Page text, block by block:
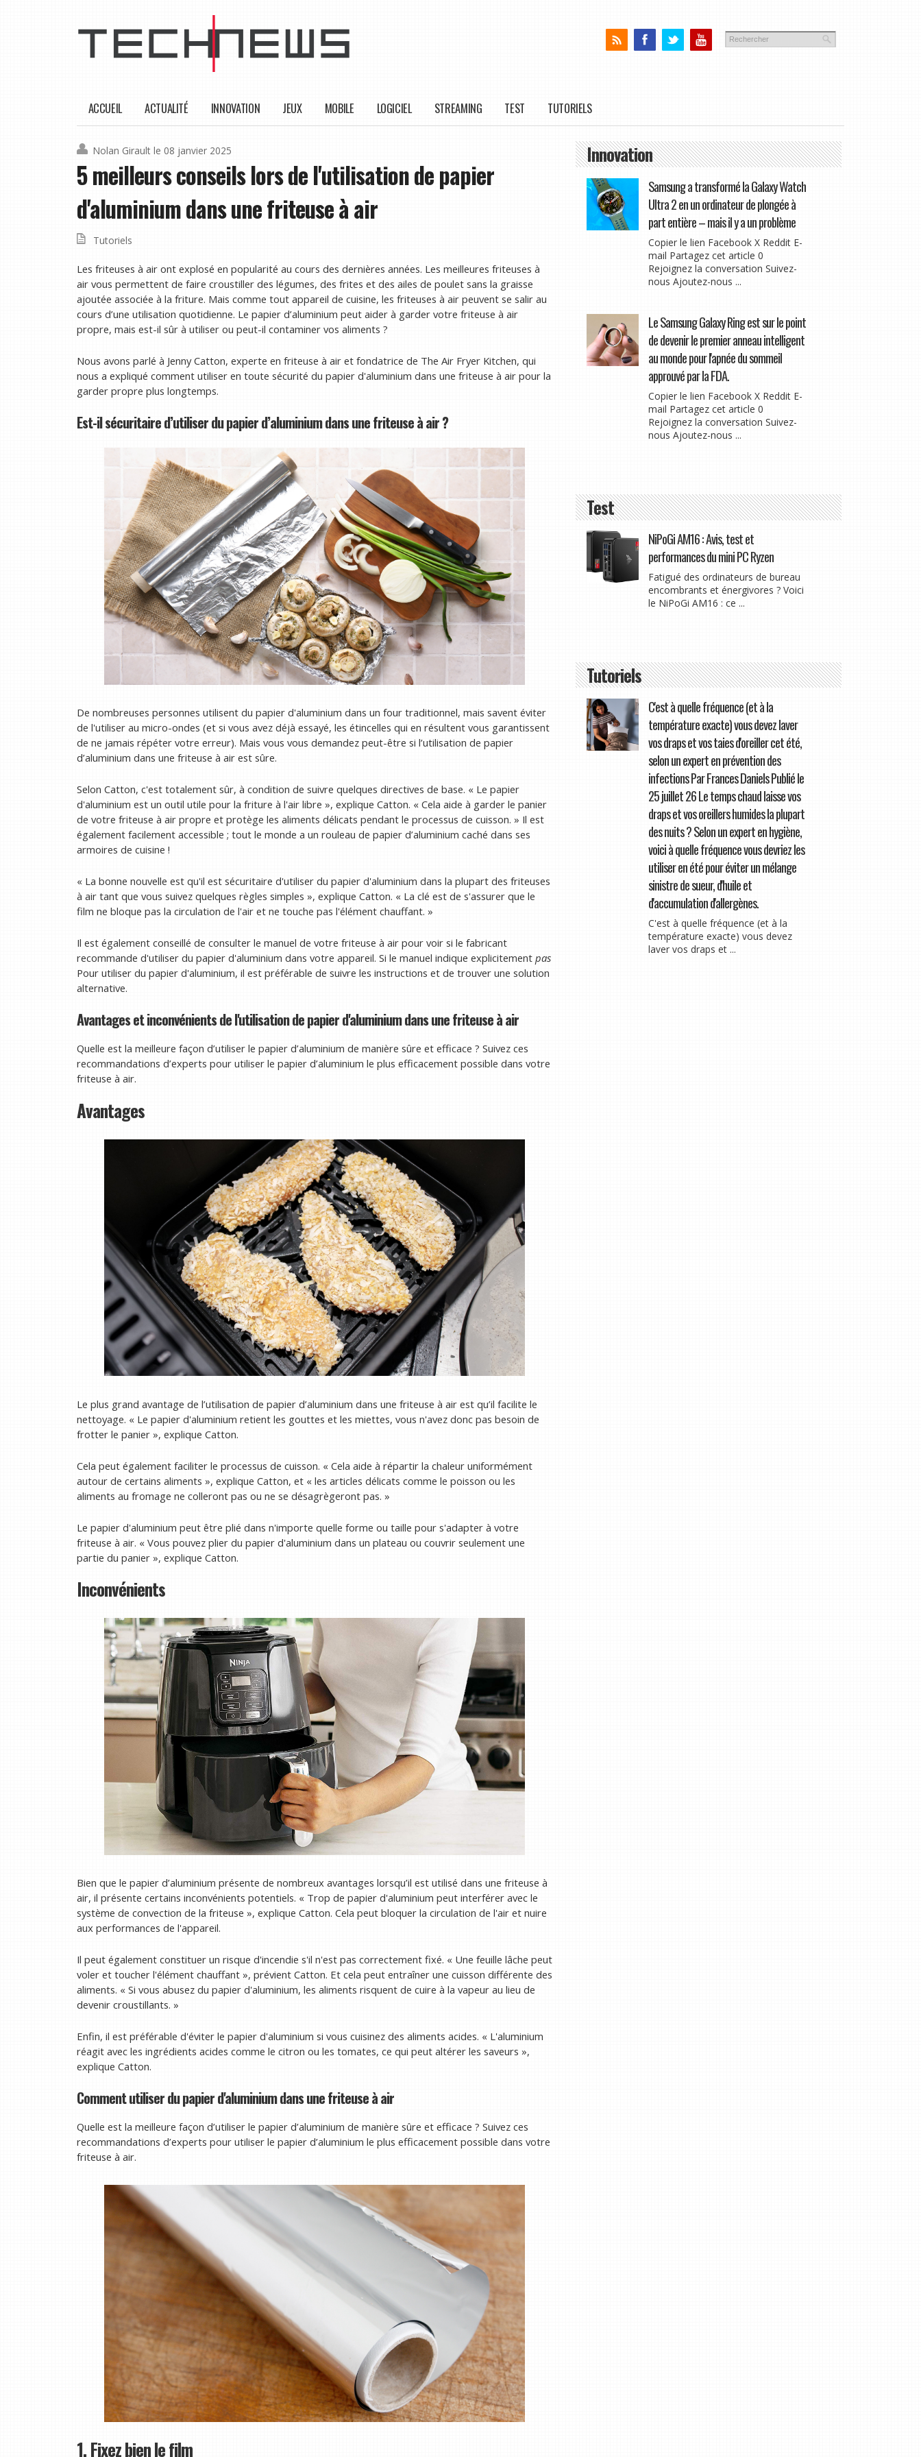
ACCUEIL ACTUALITÉ INNOVATION JEUX MOBILE LOGICIEL STREAMING TEST TUTORIELS
Nolan Girault le 08 janvier 2025
5 meilleurs conseils lors de l'utilisation de papier
d'aluminium dans une friteuse à air
Tutoriels
Les friteuses à air ont explosé en popularité au cours des dernières années. Les meilleures friteuses à
air vous permettent de faire croustiller des légumes, des frites et des ailes de poulet sans la graisse
ajoutée associée à la friture. Mais comme tout appareil de cuisine, les friteuses à air peuvent se salir au
cours d’une utilisation quotidienne. Le papier d’aluminium peut aider à garder votre friteuse à air
propre, mais est-il sûr à utiliser ou peut-il contaminer vos aliments ?
Nous avons parlé à Jenny Catton, experte en friteuse à air et fondatrice de The Air Fryer Kitchen, qui
nous a expliqué comment utiliser en toute sécurité du papier d'aluminium dans une friteuse à air pour la
garder propre plus longtemps.
Est-il sécuritaire d’utiliser du papier d’aluminium dans une friteuse à air ?
De nombreuses personnes utilisent du papier d'aluminium dans un four traditionnel, mais savent éviter
de l'utiliser au micro-ondes (et si vous avez déjà essayé, les étincelles qui en résultent vous garantissent
de ne jamais répéter votre erreur). Mais vous vous demandez peut-être si l’utilisation de papier
d’aluminium dans une friteuse à air est sûre.
Selon Catton, c'est totalement sûr, à condition de suivre quelques directives de base. « Le papier
d'aluminium est un outil utile pour la friture à l'air libre », explique Catton. « Cela aide à garder le panier
de votre friteuse à air propre et protège les aliments délicats pendant le processus de cuisson. » Il est
également facilement accessible ; tout le monde a un rouleau de papier d’aluminium caché dans ses
armoires de cuisine !
« La bonne nouvelle est qu'il est sécuritaire d'utiliser du papier d'aluminium dans la plupart des friteuses
à air tant que vous suivez quelques règles simples », explique Catton. « La clé est de s'assurer que le
film ne bloque pas la circulation de l'air et ne touche pas l'élément chauffant. »
Il est également conseillé de consulter le manuel de votre friteuse à air pour voir si le fabricant
recommande d'utiliser du papier d'aluminium dans votre appareil. Si le manuel indique explicitement pas
Pour utiliser du papier d'aluminium, il est préférable de suivre les instructions et de trouver une solution
alternative.
Avantages et inconvénients de l'utilisation de papier d'aluminium dans une friteuse à air
Quelle est la meilleure façon d’utiliser le papier d’aluminium de manière sûre et efficace ? Suivez ces
recommandations d’experts pour utiliser le papier d’aluminium le plus efficacement possible dans votre
friteuse à air.
Avantages
Le plus grand avantage de l’utilisation de papier d’aluminium dans une friteuse à air est qu’il facilite le
nettoyage. « Le papier d'aluminium retient les gouttes et les miettes, vous n'avez donc pas besoin de
frotter le panier », explique Catton.
Cela peut également faciliter le processus de cuisson. « Cela aide à répartir la chaleur uniformément
autour de certains aliments », explique Catton, et « les articles délicats comme le poisson ou les
aliments au fromage ne colleront pas ou ne se désagrègeront pas. »
Le papier d'aluminium peut être plié dans n'importe quelle forme ou taille pour s'adapter à votre
friteuse à air. « Vous pouvez plier du papier d'aluminium dans un plateau ou couvrir seulement une
partie du panier », explique Catton.
Inconvénients
Bien que le papier d’aluminium présente de nombreux avantages lorsqu’il est utilisé dans une friteuse à
air, il présente certains inconvénients potentiels. « Trop de papier d'aluminium peut interférer avec le
système de convection de la friteuse », explique Catton. Cela peut bloquer la circulation de l'air et nuire
aux performances de l'appareil.
Il peut également constituer un risque d'incendie s'il n'est pas correctement fixé. « Une feuille lâche peut
voler et toucher l'élément chauffant », prévient Catton. Et cela peut entraîner une cuisson différente des
aliments. « Si vous abusez du papier d'aluminium, les aliments risquent de cuire à la vapeur au lieu de
devenir croustillants. »
Enfin, il est préférable d'éviter le papier d'aluminium si vous cuisinez des aliments acides. « L'aluminium
réagit avec les ingrédients acides comme le citron ou les tomates, ce qui peut altérer les saveurs »,
explique Catton.
Comment utiliser du papier d'aluminium dans une friteuse à air
Quelle est la meilleure façon d’utiliser le papier d’aluminium de manière sûre et efficace ? Suivez ces
recommandations d’experts pour utiliser le papier d’aluminium le plus efficacement possible dans votre
friteuse à air.
1. Fixez bien le film
Innovation
Samsung a transformé la Galaxy Watch
Ultra 2 en un ordinateur de plongée à
part entière – mais il y a un problème
Copier le lien Facebook X Reddit E-
mail Partagez cet article 0
Rejoignez la conversation Suivez-
nous Ajoutez-nous ...
Le Samsung Galaxy Ring est sur le point
de devenir le premier anneau intelligent
au monde pour l'apnée du sommeil
approuvé par la FDA.
Copier le lien Facebook X Reddit E-
mail Partagez cet article 0
Rejoignez la conversation Suivez-
nous Ajoutez-nous ...
Test
NiPoGi AM16 : Avis, test et
performances du mini PC Ryzen
Fatigué des ordinateurs de bureau
encombrants et énergivores ? Voici
le NiPoGi AM16 : ce ...
Tutoriels
C'est à quelle fréquence (et à la
température exacte) vous devez laver
vos draps et vos taies d'oreiller cet été,
selon un expert en prévention des
infections Par Frances Daniels Publié le
25 juillet 26 Le temps chaud laisse vos
draps et vos oreillers humides la plupart
des nuits ? Selon un expert en hygiène,
voici à quelle fréquence vous devriez les
utiliser en été pour éviter un mélange
sinistre de sueur, d'huile et
d'accumulation d'allergènes.
C'est à quelle fréquence (et à la
température exacte) vous devez
laver vos draps et ...